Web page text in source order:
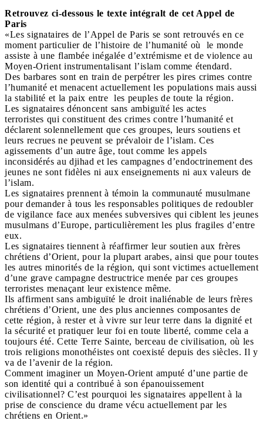
Retrouvez ci-dessous le texte intégralt de cet Appel de
Paris
«Les signataires de l’Appel de Paris se sont retrouvés en ce
moment particulier de l’histoire de l’humanité où le monde
assiste à une flambée inégalée d’extrémisme et de violence au
Moyen-Orient instrumentalisant l’islam comme étendard.
Des barbares sont en train de perpétrer les pires crimes contre
l’humanité et menacent actuellement les populations mais aussi
la stabilité et la paix entre les peuples de toute la région.
Les signataires dénoncent sans ambiguïté les actes
terroristes qui constituent des crimes contre l’humanité et
déclarent solennellement que ces groupes, leurs soutiens et
leurs recrues ne peuvent se prévaloir de l’islam. Ces
agissements d’un autre âge, tout comme les appels
inconsidérés au djihad et les campagnes d’endoctrinement des
jeunes ne sont fidèles ni aux enseignements ni aux valeurs de
l’islam.
Les signataires prennent à témoin la communauté musulmane
pour demander à tous les responsables politiques de redoubler
de vigilance face aux menées subversives qui ciblent les jeunes
musulmans d’Europe, particulièrement les plus fragiles d’entre
eux.
Les signataires tiennent à réaffirmer leur soutien aux frères
chrétiens d’Orient, pour la plupart arabes, ainsi que pour toutes
les autres minorités de la région, qui sont victimes actuellement
d’une grave campagne destructrice menée par ces groupes
terroristes menaçant leur existence même.
Ils affirment sans ambiguïté le droit inaliénable de leurs frères
chrétiens d’Orient, une des plus anciennes composantes de
cette région, à rester et à vivre sur leur terre dans la dignité et
la sécurité et pratiquer leur foi en toute liberté, comme cela a
toujours été. Cette Terre Sainte, berceau de civilisation, où les
trois religions monothéistes ont coexisté depuis des siècles. Il y
va de l’avenir de la région.
Comment imaginer un Moyen-Orient amputé d’une partie de
son identité qui a contribué à son épanouissement
civilisationnel? C’est pourquoi les signataires appellent à la
prise de conscience du drame vécu actuellement par les
chrétiens en Orient.»